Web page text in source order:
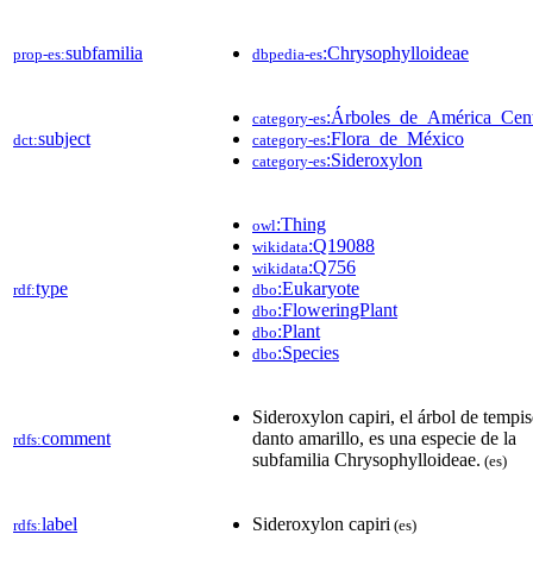
prop-es:subfamilia dbpedia-es:Chrysophylloideae
dct:subject
category-es
category-es:Flora_de_México
category-es:Sideroxylon
rdf:type
owl:Thing
wikidata:Q19088
wikidata:Q756
dbo:Eukaryote
dbo:FloweringPlant
dbo:Plant
dbo:Species
rdfs:comment
Sideroxylon capiri, el árbol de
danto amarillo, es una especie de la
subfamilia Chrysophylloideae. (es)
rdfs:label Sideroxylon capiri (es)